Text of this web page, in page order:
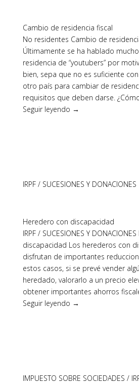
Cambio de residencia fiscal
No residentes Cambio de
Últimamente se ha hablado
residencia de “youtubers” por
bien, sepa que no es suficiente
otro país para cambiar de
requisitos que deben darse.
Seguir leyendo →
IRPF / SUCESIONES Y DONACIONES
Heredero con discapacidad
IRPF / SUCESIONES Y
discapacidad Los herederos con
disfrutan de importantes
estos casos, si se prevé vender
heredado, valorarlo a un precio
obtener importantes ahorros
Seguir leyendo →
IMPUESTO SOBRE SOCIEDADES /